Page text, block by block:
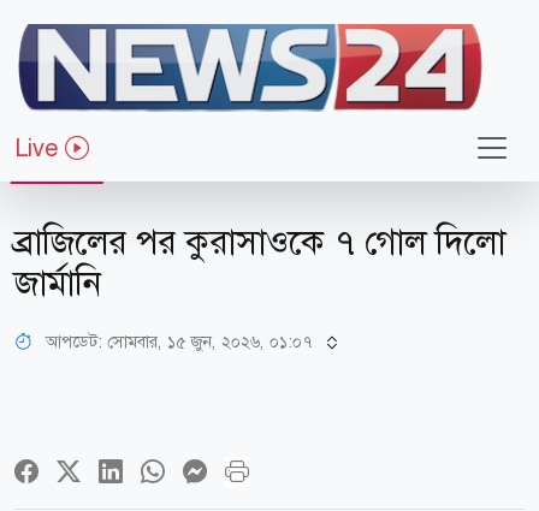
Live
খেলাধুলা
ব্রাজিলের পর কুরাসাওকে ৭ গোল দিলো
জার্মানি
আপডেট: সোমবার, ১৫ জুন, ২০২৬, ০১:০৭